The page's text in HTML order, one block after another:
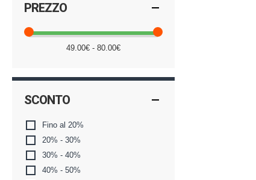
PREZZO
49.00€ - 80.00€
SCONTO
Fino al 20%
20% - 30%
30% - 40%
40% - 50%